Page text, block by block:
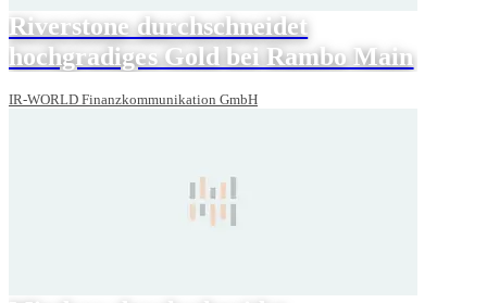
Riverstone durchschneidet
hochgradiges Gold bei Rambo Main
IR-WORLD Finanzkommunikation GmbH